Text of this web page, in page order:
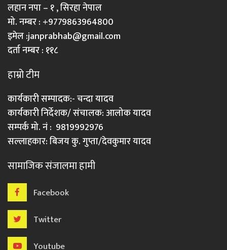
लहान नपा – १ , सिरहा नेपाल
मो. नम्बर : +9779863964800
इमेल :janprabhab@gmail.com
दर्ता नम्बर : ११८
हाम्रो टीम
कार्यकारी सम्पादक:- चन्दा यादव
कार्यकारी निर्देशक/ संचालक: आलोक यादव
सम्पर्क मो. नं : 9819992976
सल्लाहकार: बिजय कु. गुप्ता/देवकुमार यादव
सामाजिक संजालमा हामी
Facebook
Twitter
Youtube